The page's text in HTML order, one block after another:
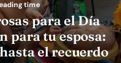
time
para el Día
para tu esposa:
el recuerdo